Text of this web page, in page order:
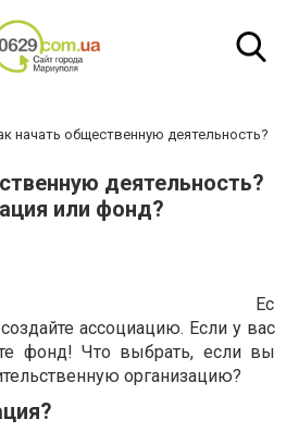
начать общественную деятельность?
деятельность?
или фонд?
Ес
ассоциацию. Если у вас
фонд! Что выбрать, если вы
организацию?